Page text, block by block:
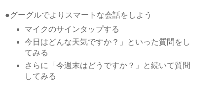
●グーグルでよりスマートな会話をしよう
マイクのサインタップする
今日はどんな天気ですか？」といった質問をし
てみる
さらに「今週末はどうですか？」と続いて質問
してみる